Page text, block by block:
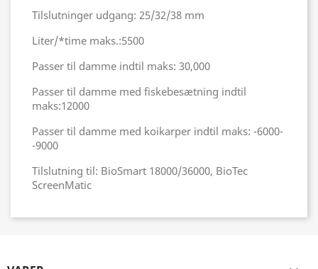
Tilslutninger udgang: 25/32/38 mm
Liter/*time maks.:5500
Passer til damme indtil maks: 30,000
Passer til damme med fiskebesætning indtil
maks:12000
Passer til damme med koikarper indtil maks: -6000-
-9000
Tilslutning til: BioSmart 18000/36000, BioTec
ScreenMatic